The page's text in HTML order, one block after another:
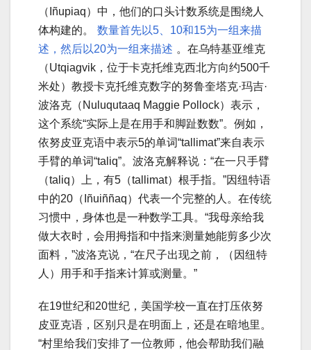
（Iñupiaq）中，他们的口头计数系统是围绕人
体构建的。
数量首先以5、10和15为一组来描
述，然后以20为一组来描述 。在乌特基亚维克
（Utqiagvik，位于卡克托维克西北方向约500千
米处）教授卡克托维克数字的努鲁奎塔克·玛吉·
波洛克（Nuluqutaaq Maggie Pollock）表示，
这个系统“实际上是在用手和脚趾数数”。例如，
依努皮亚克语中表示5的单词“tallimat”来自表示
手臂的单词“taliq”。波洛克解释说：“在一只手臂
（taliq）上，有5（tallimat）根手指。”因纽特语
中的20（Iñuiññaq）代表一个完整的人。在传统
习惯中，身体也是一种数学工具。“我母亲给我
做大衣时，会用拇指和中指来测量她能剪多少次
面料，”波洛克说，“在尺子出现之前，（因纽特
人）用手和手指来计算或测量。”
在19世纪和20世纪，美国学校一直在打压依努
皮亚克语，区别只是在明面上，还是在暗地里。
“村里给我们安排了一位教师，他会帮助我们融